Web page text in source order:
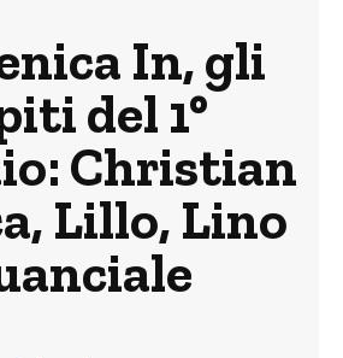
In, gli
del 1°
Christian
Lillo, Lino